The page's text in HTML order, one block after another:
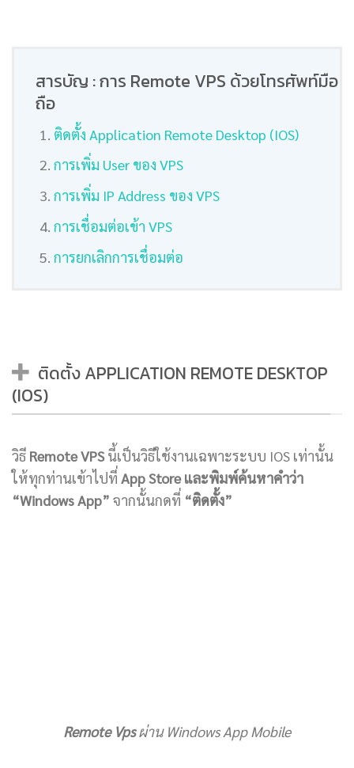
สารบัญ : การ Remote VPS ด้วยโทรศัพท์มือ
ถือ
ติดตั้ง Application Remote Desktop (IOS)
การเพิ่ม User ของ VPS
การเพิ่ม IP Address ของ VPS
การเชื่อมต่อเข้า VPS
การยกเลิกการเชื่อมต่อ
ติดตั้ง APPLICATION REMOTE DESKTOP
(IOS)
วิธี Remote VPSนี้เป็นวิธีใช้งานเฉพาะระบบ IOS เท่านั้น
ให้ทุกท่านเข้าไปที่ App Store และพิมพ์ค้นหาคำว่า
“Windows App” จากนั้นกดที่ “ติดตั้ง”
Remote Vpsผ่าน Windows App Mobile